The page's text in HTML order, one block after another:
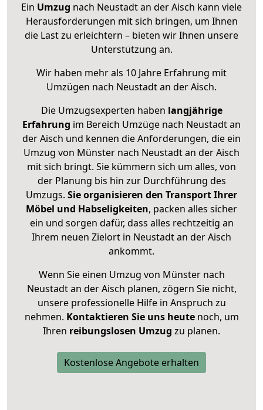
Ein Umzug nach Neustadt an der Aisch kann viele
Herausforderungen mit sich bringen, um Ihnen
die Last zu erleichtern – bieten wir Ihnen unsere
Unterstützung an.
Wir haben mehr als 10 Jahre Erfahrung mit
Umzügen nach Neustadt an der Aisch.
Die Umzugsexperten haben langjährige
Erfahrung im Bereich Umzüge nach Neustadt an
der Aisch und kennen die Anforderungen, die ein
Umzug von Münster nach Neustadt an der Aisch
mit sich bringt. Sie kümmern sich um alles, von
der Planung bis hin zur Durchführung des
Umzugs. Sie organisieren den Transport Ihrer
Möbel und Habseligkeiten, packen alles sicher
ein und sorgen dafür, dass alles rechtzeitig an
Ihrem neuen Zielort in Neustadt an der Aisch
ankommt.
Wenn Sie einen Umzug von Münster nach
Neustadt an der Aisch planen, zögern Sie nicht,
unsere professionelle Hilfe in Anspruch zu
nehmen. Kontaktieren Sie uns heutenoch, um
Ihren reibungslosen Umzug zu planen.
Kostenlose Angebote erhalten